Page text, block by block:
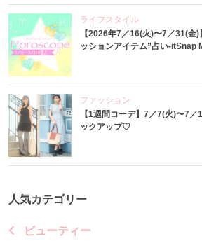
ライフスタイル
【2026年7／16(火)〜7／31(金
ッションアイテム”占い-itSnap
ファッション
【1週間コーデ】7／7(火)〜7
ックアップ♡
人気カテゴリー
ビューティー